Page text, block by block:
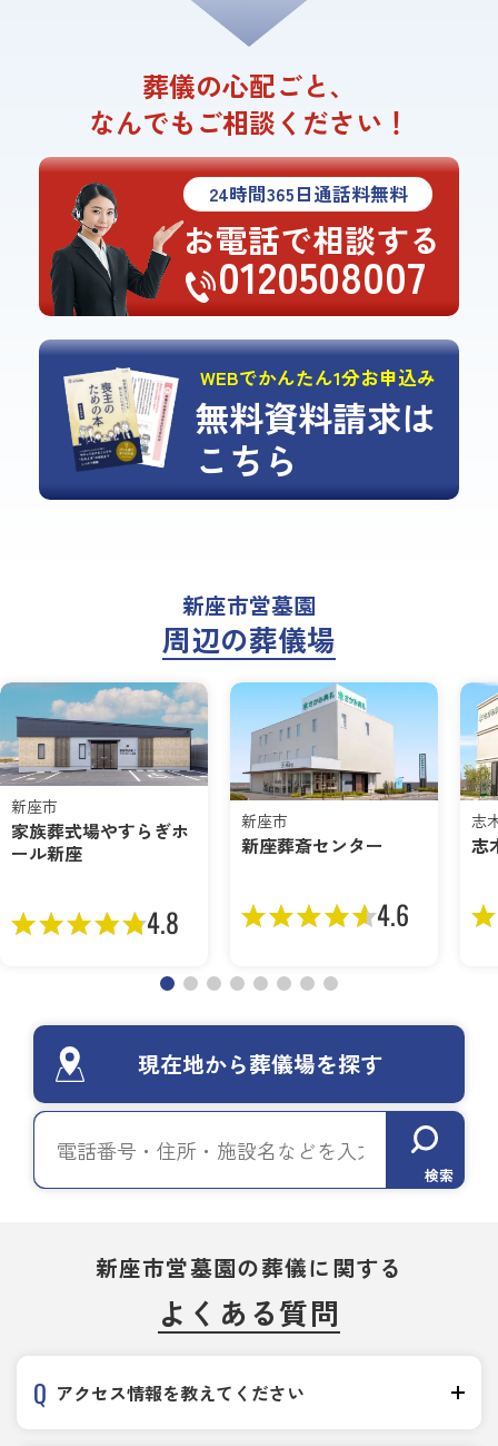
葬儀の心配ごと、
なんでもご相談ください！
24時間365日通話料無料
お電話で相談する
0120508007
WEBでかんたん1分お申込み
無料資料請求は
こちら
新座市営墓園
周辺の葬儀場
新座市
家族葬式場やすらぎホ
ール新座
4.8
新座市
新座葬斎センター
4.6
志
志
現在地から葬儀場を探す
検索
新座市営墓園の葬儀に関する
よくある質問
アクセス情報を教えてください